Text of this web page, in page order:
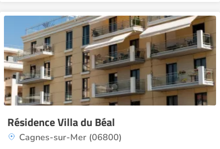
Résidence Villa du Béal
Cagnes-sur-Mer (06800)